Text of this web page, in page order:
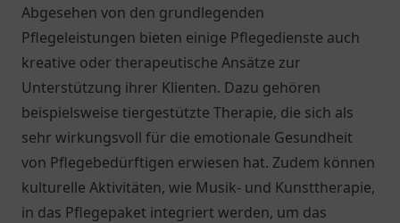
Abgesehen von den grundlegenden
Pflegeleistungen bieten einige Pflegedienste auch
kreative oder therapeutische Ansätze zur
Unterstützung ihrer Klienten. Dazu gehören
beispielsweise tiergestützte Therapie, die sich als
sehr wirkungsvoll für die emotionale Gesundheit
von Pflegebedürftigen erwiesen hat. Zudem können
kulturelle Aktivitäten, wie Musik- und Kunsttherapie,
in das Pflegepaket integriert werden, um das